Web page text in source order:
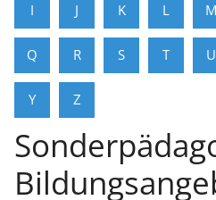
I J K L M
Q R S T U
Y Z